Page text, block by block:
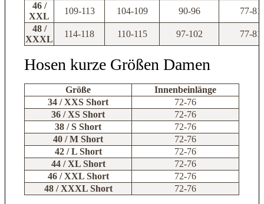
46 /
XXL
109-113 104-109 90-96
77-81
48 /
XXXL
114-118 110-115 97-102 77-81
Hosen kurze Größen Damen
Größe
Innenbeinlänge
34 / XXS Short
72-76
36 / XS Short
72-76
38 / S Short
72-76
40 / M Short
72-76
42 / L Short
72-76
44 / XL Short
72-76
46 / XXL Short
72-76
48 / XXXL Short
72-76